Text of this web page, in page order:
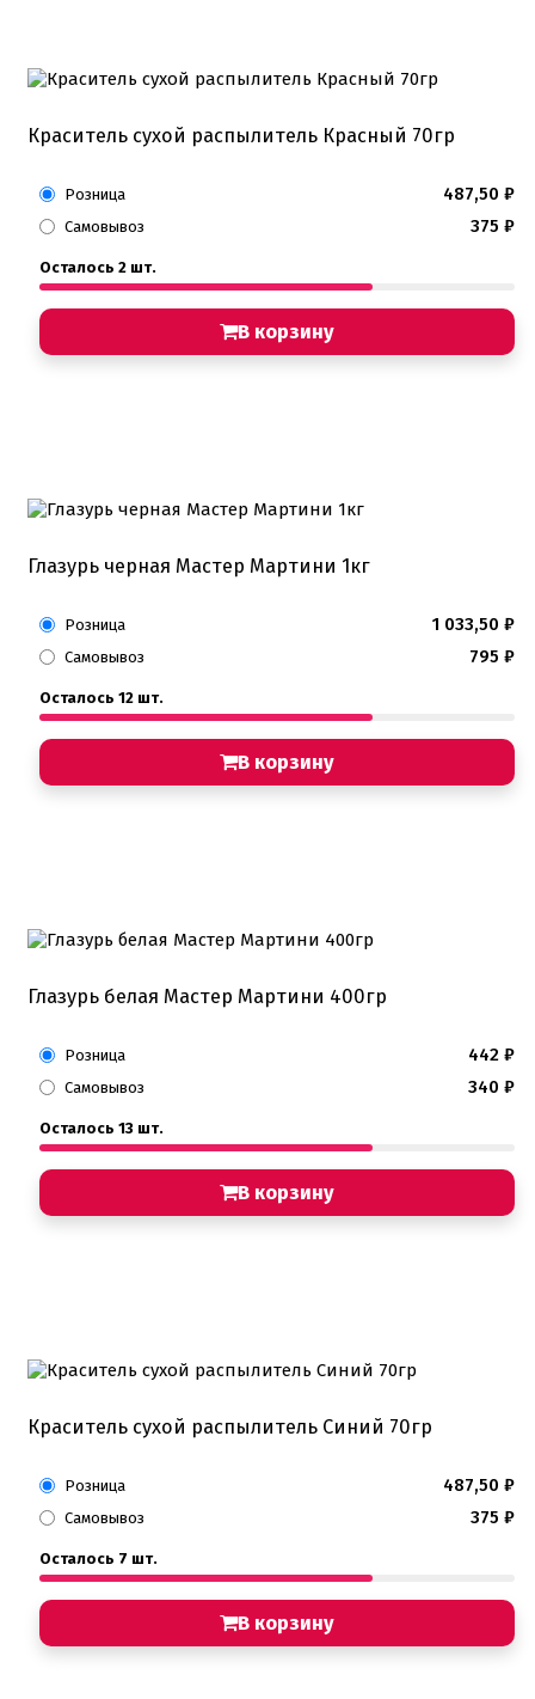
Краситель сухой распылитель Красный 70гр
Розница 487,50 ₽
Самовывоз 375 ₽
Осталось 2 шт.
В корзину
Глазурь черная Мастер Мартини 1кг
Розница 1 033,50 ₽
Самовывоз 795 ₽
Осталось 12 шт.
В корзину
Глазурь белая Мастер Мартини 400гр
Розница 442 ₽
Самовывоз 340 ₽
Осталось 13 шт.
В корзину
Краситель сухой распылитель Синий 70гр
Розница 487,50 ₽
Самовывоз 375 ₽
Осталось 7 шт.
В корзину